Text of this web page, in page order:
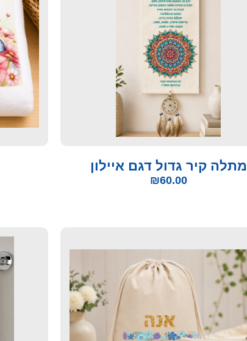
מתלה קיר גדול דגם איילון
₪60.00